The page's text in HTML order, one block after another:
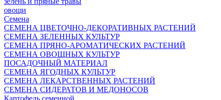
овощи
Семена
СЕМЕНА ЦВЕТОЧНО-ДЕКОРАТИВНЫХ РАСТЕНИЙ
СЕМЕНА ЗЕЛЕННЫХ КУЛЬТУР
СЕМЕНА ПРЯНО-АРОМАТИЧЕСКИХ РАСТЕНИЙ
СЕМЕНА ОВОЩНЫХ КУЛЬТУР
ПОСАДОЧНЫЙ МАТЕРИАЛ
СЕМЕНА ЯГОДНЫХ КУЛЬТУР
СЕМЕНА ЛЕКАРСТВЕННЫХ РАСТЕНИЙ
СЕМЕНА СИДЕРАТОВ И МЕДОНОСОВ